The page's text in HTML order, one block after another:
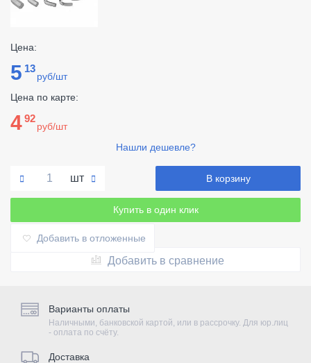
Цена:
5 13
руб/шт
Цена по карте:
492
руб/шт
Нашли дешевле?
шт В корзину
Купить в один клик
Добавить в отложенные
Добавить в сравнение
Варианты оплаты
Наличными, банковской картой, или в рассрочку. Для юр.лиц
- оплата по счёту.
Доставка